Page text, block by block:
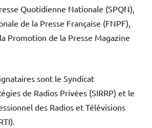
Quotidienne Nationale (SPQN),
de la Presse Française (FNPF),
Promotion de la Presse Magazine
sont le Syndicat
de Radios Privées (SIRRP) et le
des Radios et Télévisions